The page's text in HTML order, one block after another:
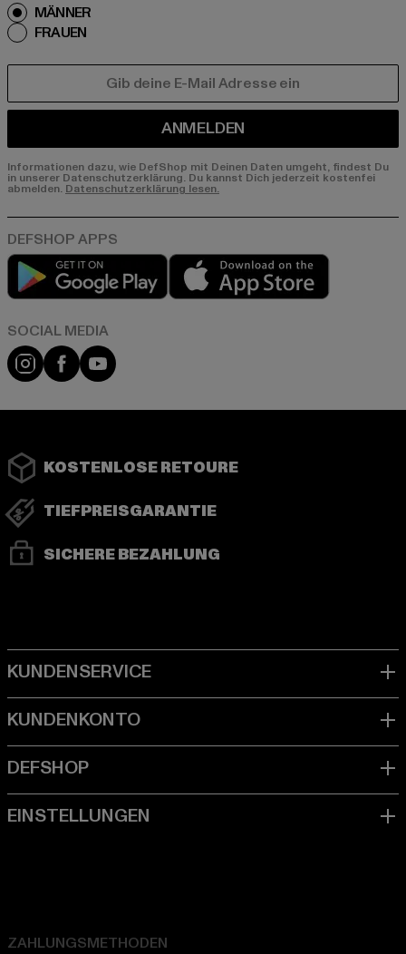
MÄNNER
FRAUEN
ANMELDEN
Informationen dazu, wie DefShop mit Deinen Daten umgeht, findest Du
in unserer Datenschutzerklärung. Du kannst Dich jederzeit kostenfei
abmelden. Datenschutzerklärung lesen.
Play market
Instagram
FacebookYouTube
KOSTENLOSE RETOURE
TIEFPREISGARANTIE
SICHERE BEZAHLUNG
ZAHLUNGSMETHODEN